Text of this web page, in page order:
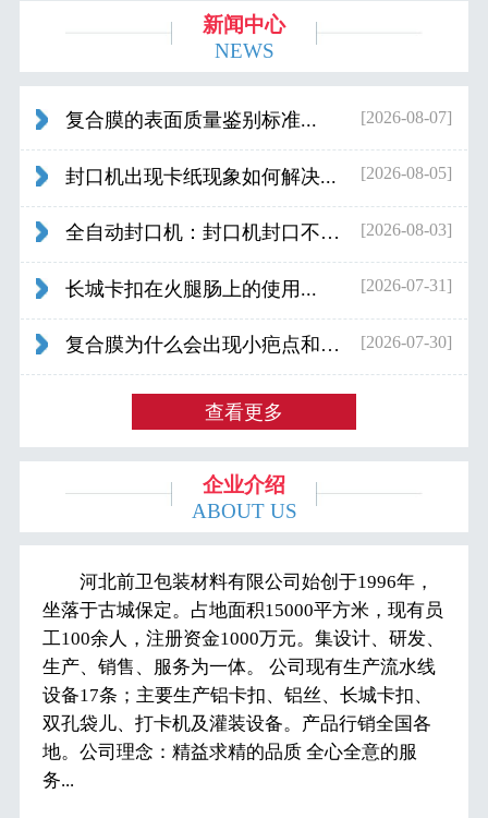
新闻中心
NEWS
复合膜的表面质量鉴别标准... [2026-08-07]
封口机出现卡纸现象如何解决... [2026-08-05]
全自动封口机：封口机封口不好应检查什... [2026-08-03]
长城卡扣在火腿肠上的使用... [2026-07-31]
复合膜为什么会出现小疤点和波浪纹... [2026-07-30]
查看更多
企业介绍
ABOUT US
河北前卫包装材料有限公司始创于1996年，
坐落于古城保定。占地面积15000平方米，现有员
工100余人，注册资金1000万元。集设计、研发、
生产、销售、服务为一体。 公司现有生产流水线
设备17条；主要生产铝卡扣、铝丝、长城卡扣、
双孔袋儿、打卡机及灌装设备。产品行销全国各
地。公司理念：精益求精的品质 全心全意的服
务...